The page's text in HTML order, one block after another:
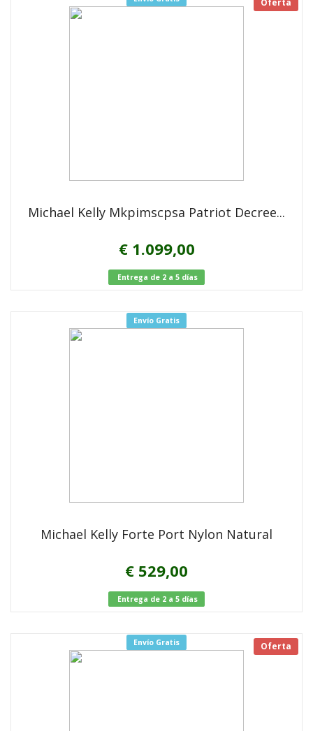
Oferta
Michael Kelly Mkpimscpsa Patriot Decree...
€ 1.099,00
Entrega de 2 a 5 días
Envío Gratis
Michael Kelly Forte Port Nylon Natural
€ 529,00
Entrega de 2 a 5 días
Envío Gratis Oferta